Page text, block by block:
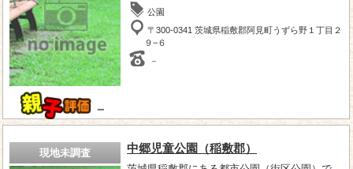
－
公園
〒300-0341 茨城県稲敷郡阿見町うずら野１丁目２
９−６
－
現地未調査 中郷児童公園（稲敷郡）